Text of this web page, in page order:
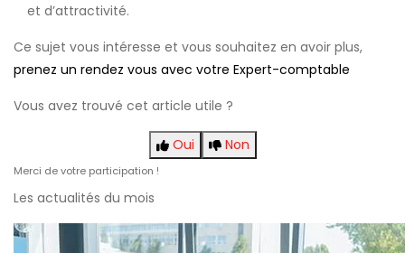
et d’attractivité.
Ce sujet vous intéresse et vous souhaitez en avoir plus,
prenez un rendez vous avec votre Expert-comptable
Vous avez trouvé cet article utile ?
Oui Non
Merci de votre participation !
Les actualités du mois